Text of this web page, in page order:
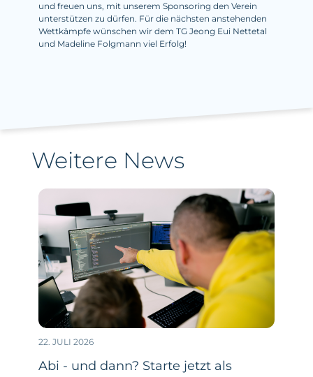
und freuen uns, mit unserem Sponsoring den Verein
unterstützen zu dürfen. Für die nächsten anstehenden
Wettkämpfe wünschen wir dem TG Jeong Eui Nettetal
und Madeline Folgmann viel Erfolg!
Weitere News
22. JULI 2026
Abi - und dann? Starte jetzt als